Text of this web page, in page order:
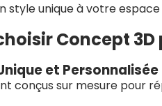
style unique à votre
Concept
et Personnalisée
conçus sur mesure pour